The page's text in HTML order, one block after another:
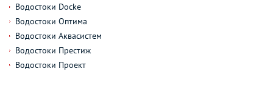
Водостоки Docke
Водостоки Оптима
Водостоки Аквасистем
Водостоки Престиж
Водостоки Проект